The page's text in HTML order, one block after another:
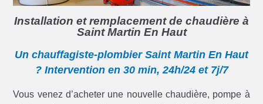
Installation et remplacement de chaudière à
Saint Martin En Haut
Un chauffagiste-plombier Saint Martin En Haut
? Intervention en 30 min, 24h/24 et 7j/7
Vous venez d’acheter une nouvelle chaudière, pompe à